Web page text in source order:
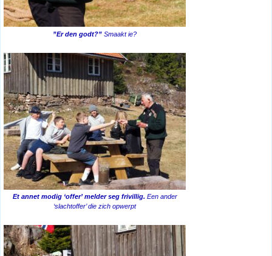
”Er den godt?” Smaakt ie?
Et annet modig ‘offer’ melder seg frivillig. Een ander
‘slachtoffer’ die zich opwerpt